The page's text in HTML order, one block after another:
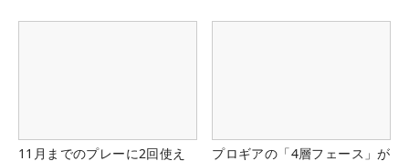
11月までのプレーに2回使え
プロギアの「4層フェース」が